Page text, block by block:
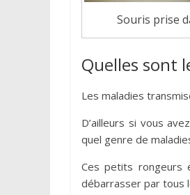
Souris prise
Quelles sont
Les maladies
D’ailleurs si vous
quel genre de
Ces petits rongeurs
débarrasser par tous